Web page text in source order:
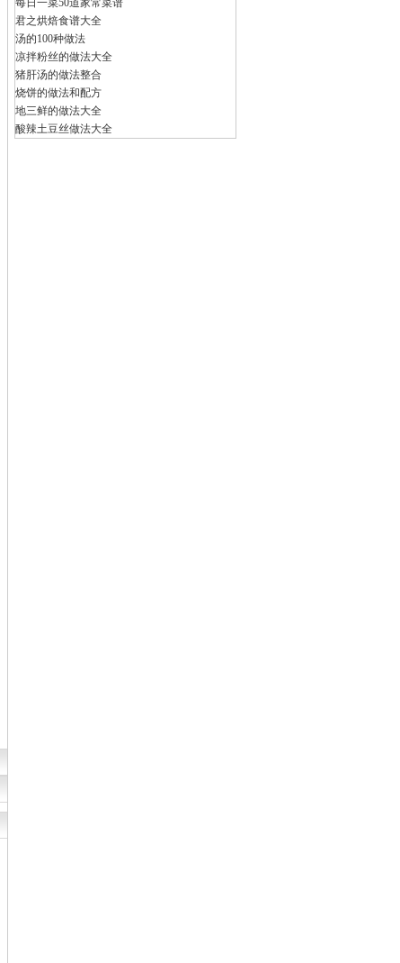
每日一菜50道家常菜谱
君之烘焙食谱大全
汤的100种做法
凉拌粉丝的做法大全
猪肝汤的做法整合
烧饼的做法和配方
地三鲜的做法大全
酸辣土豆丝做法大全